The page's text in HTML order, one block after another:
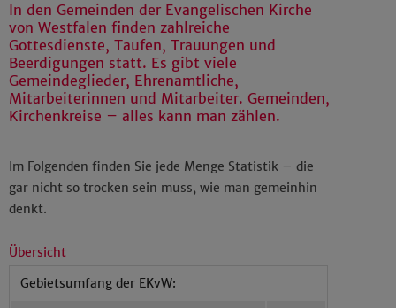
In den Gemeinden der Evangelischen Kirche
von Westfalen finden zahlreiche
Gottesdienste, Taufen, Trauungen und
Beerdigungen statt. Es gibt viele
Gemeindeglieder, Ehrenamtliche,
Mitarbeiterinnen und Mitarbeiter. Gemeinden,
Kirchenkreise – alles kann man zählen.
Im Folgenden finden Sie jede Menge Statistik – die
gar nicht so trocken sein muss, wie man gemeinhin
denkt.
Übersicht
Gebietsumfang der EKvW: